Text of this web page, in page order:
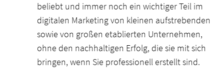
beliebt und immer noch ein wichtiger Teil im
digitalen Marketing von kleinen aufstrebenden
sowie von großen etablierten Unternehmen,
ohne den nachhaltigen Erfolg, die sie mit sich
bringen, wenn Sie professionell erstellt sind.